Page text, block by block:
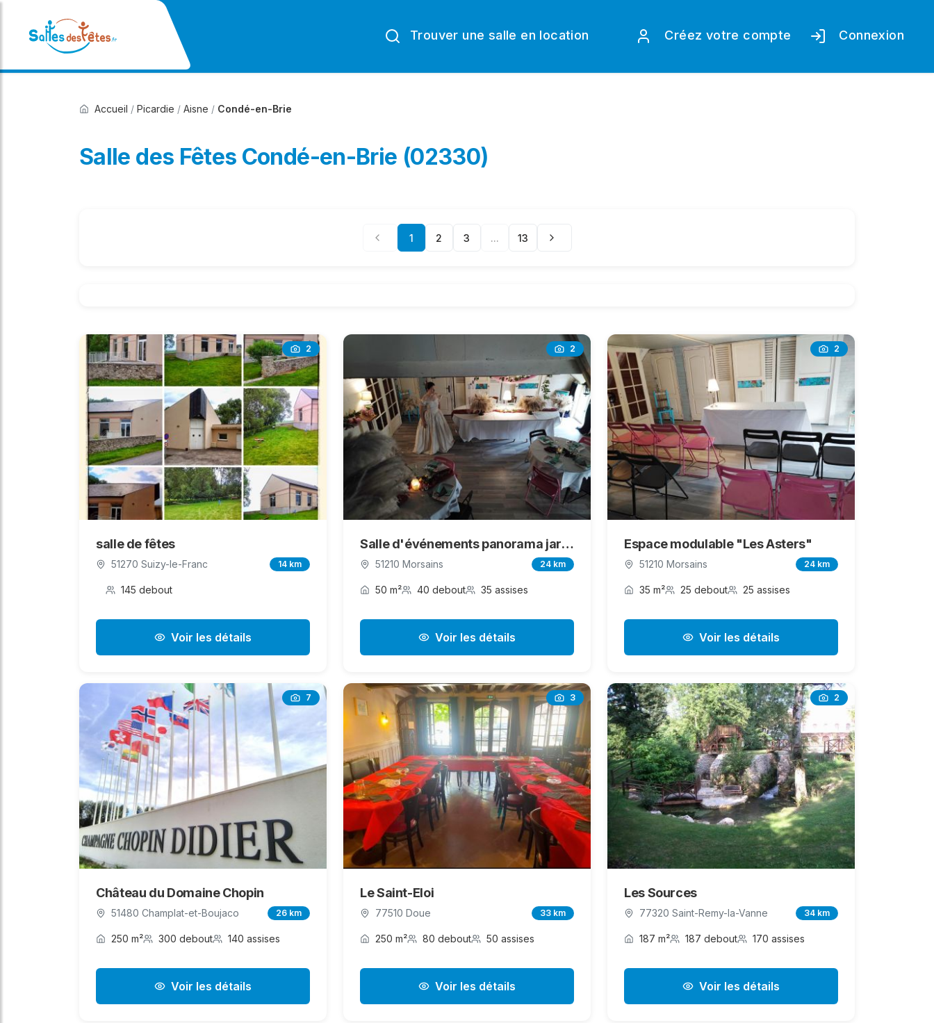
Trouver une salle en location Créez votre compte Connexion
Accueil / Picardie / Aisne / Condé-en-Brie
Salle des Fêtes Condé-en-Brie (02330)
1 2 3 ... 13
2
salle de fêtes
51270 Suizy-le-Franc 14 km
145 debout
Voir les détails
2
Salle d'événements panorama jardin
51210 Morsains 24 km
50 m² 40 debout 35 assises
Voir les détails
2
Espace modulable "Les Asters"
51210 Morsains 24 km
35 m² 25 debout 25 assises
Voir les détails
7
Château du Domaine Chopin
51480 Champlat-et-Boujaco 26 km
250 m² 300 debout 140 assises
Voir les détails
3
Le Saint-Eloi
77510 Doue 33 km
250 m² 80 debout 50 assises
Voir les détails
2
Les Sources
77320 Saint-Remy-la-Vanne 34 km
187 m² 187 debout 170 assises
Voir les détails